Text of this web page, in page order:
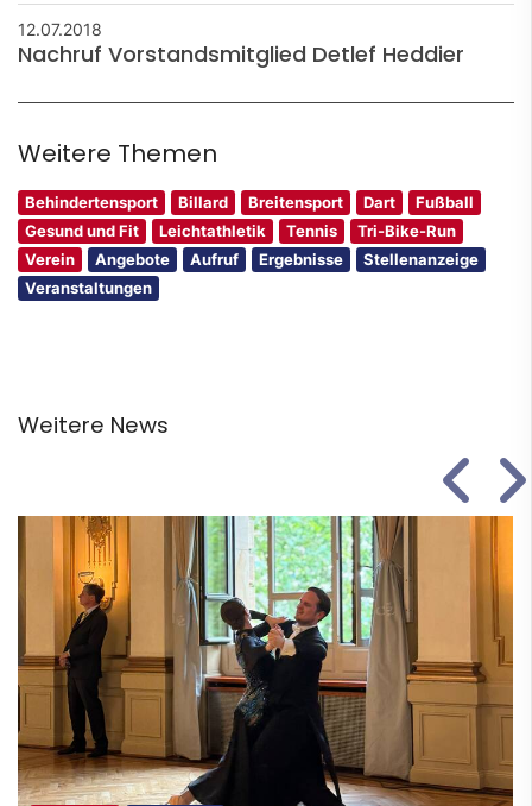
12.07.2018
Nachruf Vorstandsmitglied Detlef Heddier
Weitere Themen
Behindertensport Billard Breitensport Dart
Fußball
Gesund und Fit
Leichtathletik Tennis
Tri-Bike-Run
Verein
Angebote Aufruf Ergebnisse
Stellenanzeige
Veranstaltungen
Weitere News